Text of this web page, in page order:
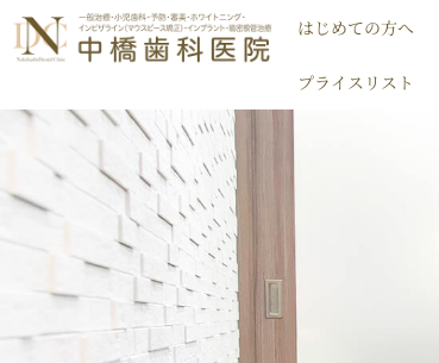
容
はじめての方へ
プライスリスト